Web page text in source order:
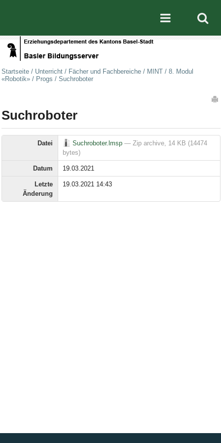
Mobile
Startseite / Unterricht / Fächer und Fachbereiche / MINT / 8. Modul
«Robotik» / Progs / Suchroboter
Suchroboter
Datei Suchroboter.lmsp— Zip archive, 14 KB (14474
bytes)
Datum 19.03.2021
Letzte
Änderung
19.03.2021 14:43